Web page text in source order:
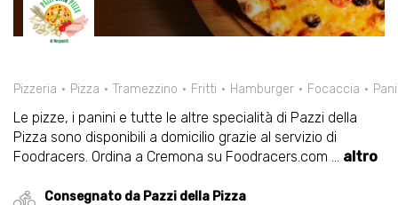
Pizzeria Pizza Tramezzino Fritti Hamburger Focaccia
Le pizze, i panini e tutte le altre specialità di Pazzi della
Pizza sono disponibili a domicilio grazie al servizio di
Foodracers. Ordina a Cremona su Foodracers.com ... altro
Consegnato da Pazzi della Pizza